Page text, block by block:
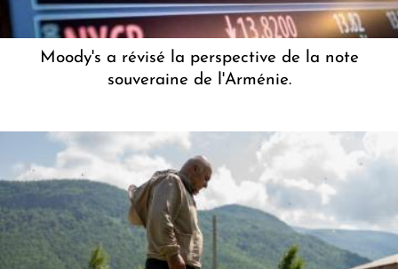
Moody's a révisé la perspective de la note
souveraine de l'Arménie.